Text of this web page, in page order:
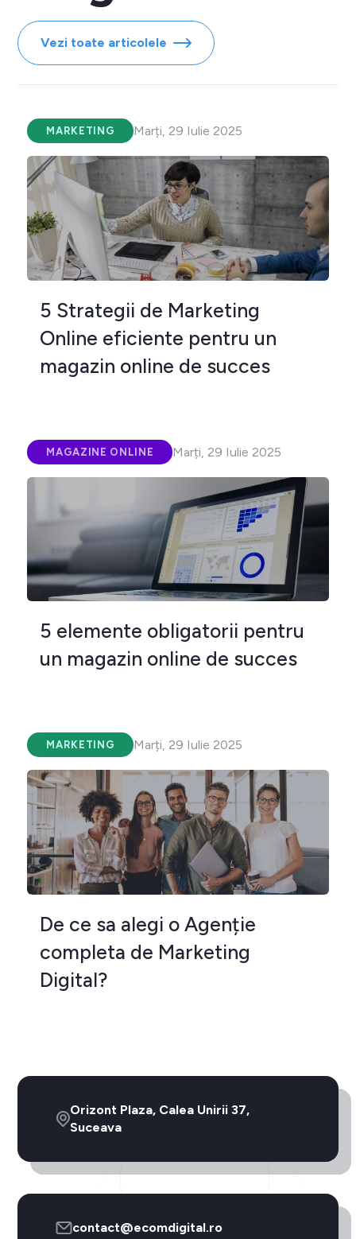
Vezi toate articolele
MARKETING Marți, 29 Iulie 2025
5 Strategii de Marketing
Online eficiente pentru un
magazin online de succes
MAGAZINE ONLINE Marți, 29 Iulie 2025
5 elemente obligatorii pentru
un magazin online de succes
MARKETING Marți, 29 Iulie 2025
De ce sa alegi o Agenție
completa de Marketing
Digital?
Orizont Plaza, Calea Unirii 37,
Suceava
contact@ecomdigital.ro